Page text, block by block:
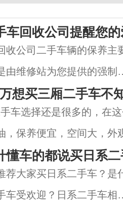
车回收公司提醒您
收公司二手车辆的保养主
由维修站为您提供的强制
二手车主自己作的一些日
正常保养关系到二手车辆
客的安全。若保养或使用
想买三厢二手车不
车选择还是很多的，在
，保养便宜，空间大，外
过买回家作为过渡或练手
来给大家说说2-3万买什
懂车的都说买日系
荐大家买日系二手车？是
车受欢迎？日系二手车相